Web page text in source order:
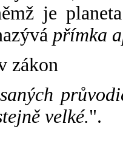
je
přímka
zákon
velké.".